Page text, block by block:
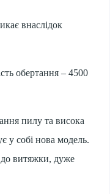
внаслідок
обертання – 4500
пилу та висока
у собі нова модель.
витяжки, дуже